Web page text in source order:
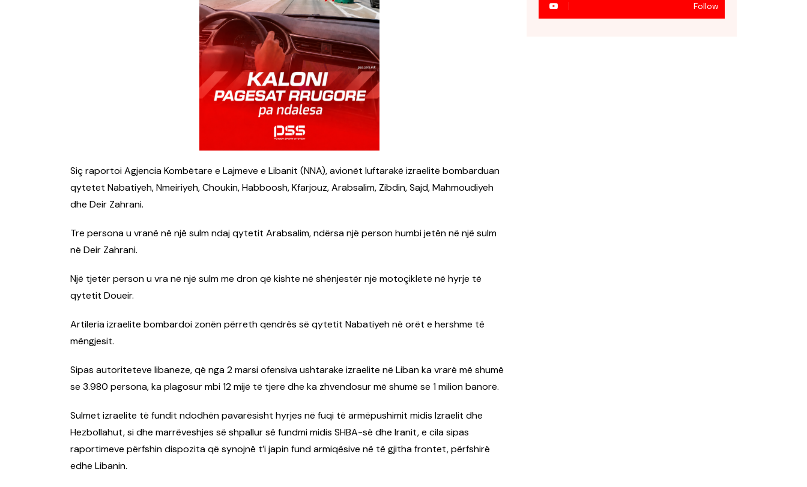
Siç raportoi Agjencia Kombëtare e Lajmeve e Libanit (NNA), avionët luftarakë izraelitë bombarduan
qytetet Nabatiyeh, Nmeiriyeh, Choukin, Habboosh, Kfarjouz, Arabsalim, Zibdin, Sajd, Mahmoudiyeh
dhe Deir Zahrani.
Tre persona u vranë në një sulm ndaj qytetit Arabsalim, ndërsa një person humbi jetën në një sulm
në Deir Zahrani.
Një tjetër person u vra në një sulm me dron që kishte në shënjestër një motoçikletë në hyrje të
qytetit Doueir.
Artileria izraelite bombardoi zonën përreth qendrës së qytetit Nabatiyeh në orët e hershme të
mëngjesit.
Sipas autoriteteve libaneze, që nga 2 marsi ofensiva ushtarake izraelite në Liban ka vrarë më shumë
se 3.980 persona, ka plagosur mbi 12 mijë të tjerë dhe ka zhvendosur më shumë se 1 milion banorë.
Sulmet izraelite të fundit ndodhën pavarësisht hyrjes në fuqi të armëpushimit midis Izraelit dhe
Hezbollahut, si dhe marrëveshjes së shpallur së fundmi midis SHBA-së dhe Iranit, e cila sipas
raportimeve përfshin dispozita që synojnë t’i japin fund armiqësive në të gjitha frontet, përfshirë
edhe Libanin.
Follow